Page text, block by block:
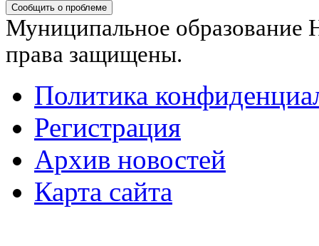
Сообщить о проблеме
Муниципальное образование
права защищены.
Политика
Регистрация
Архив новостей
Карта сайта